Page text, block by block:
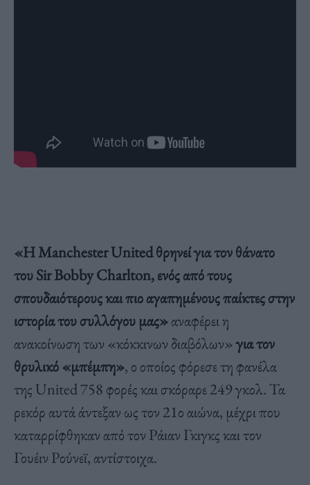
«Η Manchester United θρηνεί για τον θάνατο
του Sir Bobby Charlton, ενός από τους
σπουδαιότερους και πιο αγαπημένους παίκτες στην
ιστορία του συλλόγου μας»αναφέρει η
ανακοίνωση των «κόκκινων διαβόλων»για τον
θρυλικό «μπέμπη», ο οποίος φόρεσε τη φανέλα
της United 758 φορές και σκόραρε 249 γκολ. Τα
ρεκόρ αυτά άντεξαν ως τον 21ο αιώνα, μέχρι που
καταρρίφθηκαν από τον Ράιαν Γκιγκς και τον
Γουέιν Ρούνεϊ, αντίστοιχα.